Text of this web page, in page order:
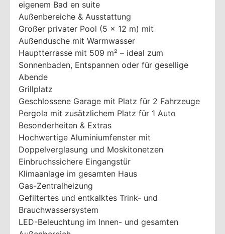
eigenem Bad en suite
Außenbereiche & Ausstattung
Großer privater Pool (5 x 12 m) mit
Außendusche mit Warmwasser
Hauptterrasse mit 509 m² – ideal zum
Sonnenbaden, Entspannen oder für gesellige
Abende
Grillplatz
Geschlossene Garage mit Platz für 2 Fahrzeuge
Pergola mit zusätzlichem Platz für 1 Auto
Besonderheiten & Extras
Hochwertige Aluminiumfenster mit
Doppelverglasung und Moskitonetzen
Einbruchssichere Eingangstür
Klimaanlage im gesamten Haus
Gas-Zentralheizung
Gefiltertes und entkalktes Trink- und
Brauchwassersystem
LED-Beleuchtung im Innen- und gesamten